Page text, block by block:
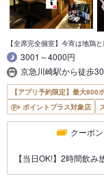
【全席完全個室】今宵は地鶏
3001～4000円
京急川崎駅から徒歩
【アプリ予約限定】最大800
ポイントプラス対象店
クーポン
【当日OK!】2時間飲